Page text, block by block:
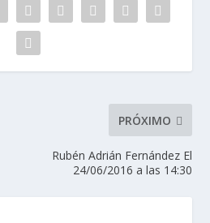
PRÓXIMO
Rubén Adrián Fernández El
24/06/2016 a las 14:30